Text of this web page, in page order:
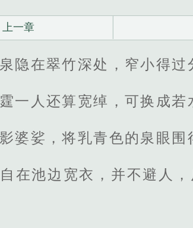
上一章
隐在翠竹深处，窄小得过
一人还算宽绰，可换成若
婆娑，将乳青色的泉眼
在池边宽衣，并不避人